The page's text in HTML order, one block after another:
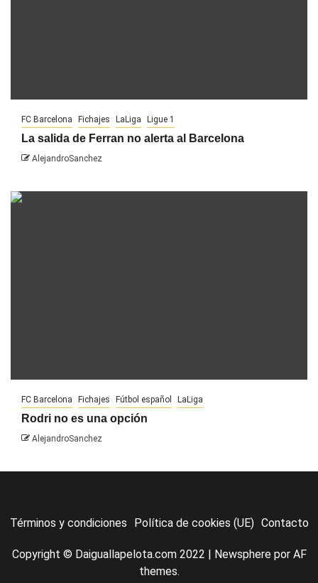
FC Barcelona Fichajes LaLiga Ligue 1
La salida de Ferran no alerta al Barcelona
AlejandroSanchez
FC Barcelona Fichajes Fútbol español LaLiga
Rodri no es una opción
AlejandroSanchez
Términos y condiciones Política de cookies (UE) Contacto
Copyright © Daiguallapelota.com 2022 | Newspherepor AF
themes.